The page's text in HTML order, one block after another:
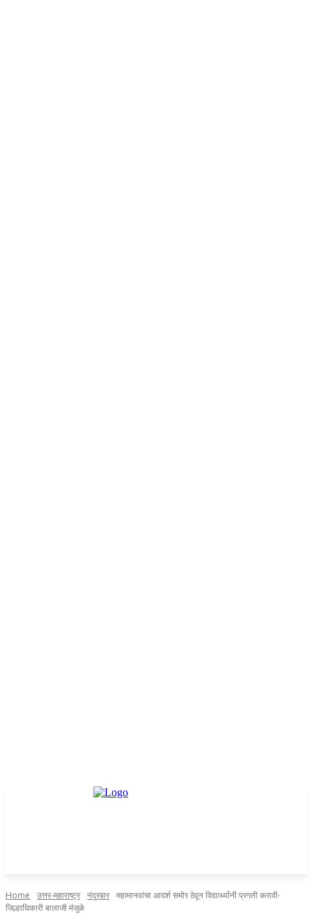
Home उत्तर-महाराष्ट्र नंदुरबार महामानवांचा आदर्श समोर ठेवून विद्यार्थ्यांनी प्रगती करावी-
जिल्हाधिकारी बालाजी मंजुळे